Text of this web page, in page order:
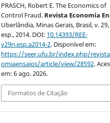
PRASCH, Robert E. The Economics of
Control Fraud. Revista Economia
Uberlândia, Minas Gerais, Brasil, v.
esp., 2014. DOI: 10.14393/REE-
v29n.esp.a2014-2. Disponível em:
https://seer.ufu.br/index.php/
omiaensaios/article/view/28592.
em: 6 ago. 2026.
Formatos de Citação